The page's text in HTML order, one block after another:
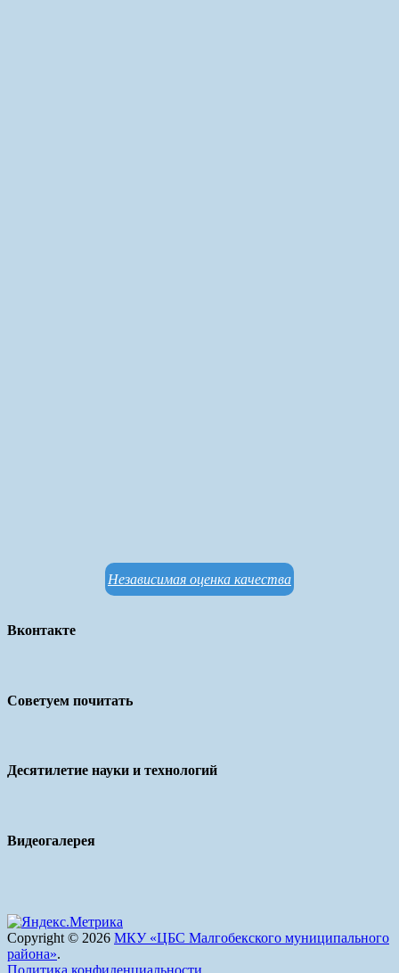
Независимая оценка качества
Вконтакте
Советуем почитать
Десятилетие науки и технологий
Видеогалерея
Copyright © 2026 МКУ «ЦБС Малгобекского муниципального
района».
Политика конфиденциальности